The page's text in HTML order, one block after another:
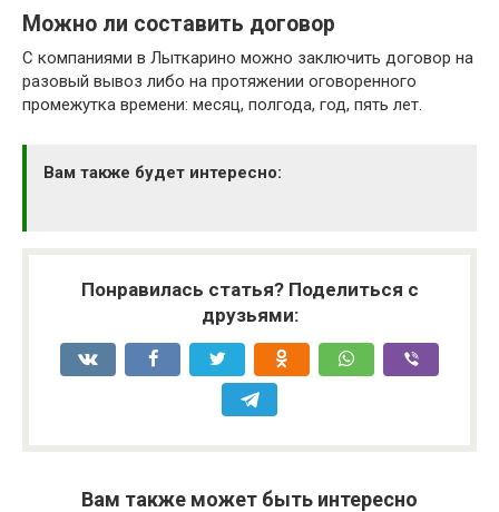
Можно ли составить договор
С компаниями в Лыткарино можно заключить договор на
разовый вывоз либо на протяжении оговоренного
промежутка времени: месяц, полгода, год, пять лет.
Вам также будет интересно:
Понравилась статья? Поделиться с
друзьями:
Вам также может быть интересно